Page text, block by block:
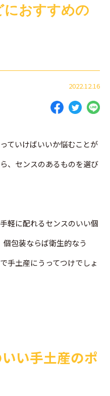
におすすめの
2022.12.16
ていけばいいか悩むことが
、センスのあるものを選び
軽に配れるセンスのいい個
包装ならば衛生的なう
手土産にうってつけでしょ
い手土産のポ